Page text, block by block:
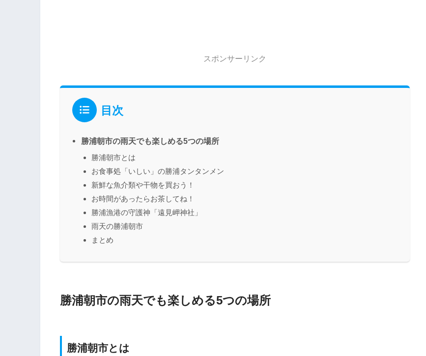
スポンサーリンク
目次
勝浦朝市の雨天でも楽しめる5つの場所
勝浦朝市とは
お食事処「いしい」の勝浦タンタンメン
新鮮な魚介類や干物を買おう！
お時間があったらお茶してね！
勝浦漁港の守護神「遠見岬神社」
雨天の勝浦朝市
まとめ
勝浦朝市の雨天でも楽しめる5つの場所
勝浦朝市とは